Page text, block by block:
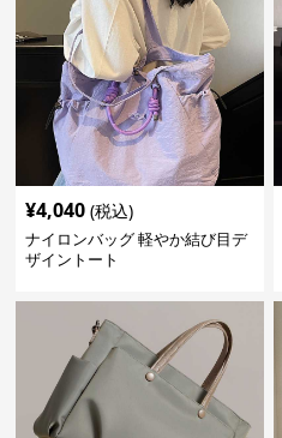
¥4,040 (税込)
ナイロンバッグ 軽やか結び目デ
ザイントート